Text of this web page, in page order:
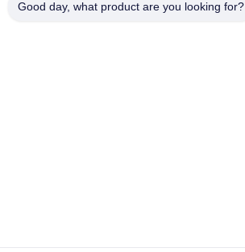
Good day, what product are you looking for?